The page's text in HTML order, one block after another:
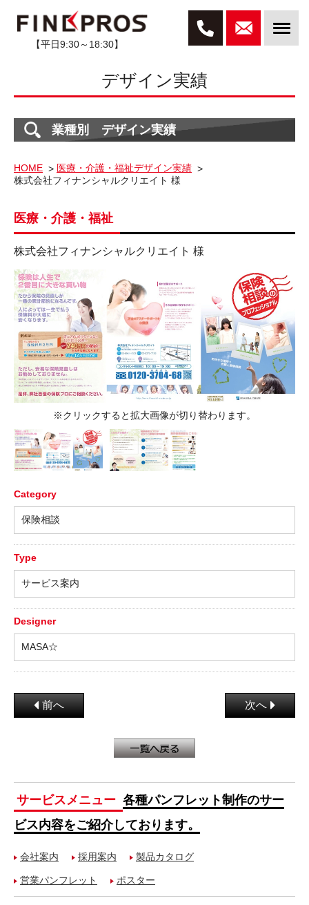
【平日9:30～18:30】
デザイン実績
業種別 デザイン実績
HOME
医療・介護・福祉デザイン実績
株式会社フィナンシャルクリエイト 様
医療・介護・福祉
株式会社フィナンシャルクリエイト 様
※クリックすると拡大画像が切り替わります。
Category
保険相談
Type
サービス案内
Designer
MASA☆
前へ 次へ
サービスメニュー 各種パンフレット制作のサー
ビス内容をご紹介しております。
会社案内 採用案内 製品カタログ
営業パンフレット ポスター